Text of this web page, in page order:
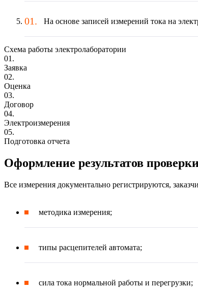
На основе записей измерений тока на
Схема работы электролаборатории
01.
Заявка
02.
Оценка
03.
Договор
04.
Электроизмерения
05.
Подготовка отчета
Оформление результатов
Все измерения документально регистрируются,
методика измерения;
типы расцепителей автомата;
сила тока нормальной работы и перегрузки;